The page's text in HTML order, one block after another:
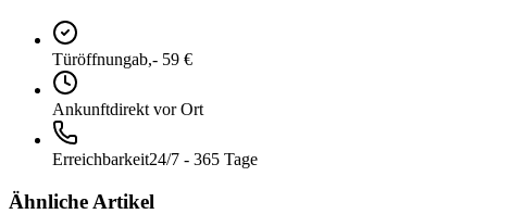
Türöffnungab,- 59 €
Ankunftdirekt vor Ort
Erreichbarkeit24/7 - 365 Tage
Ähnliche Artikel